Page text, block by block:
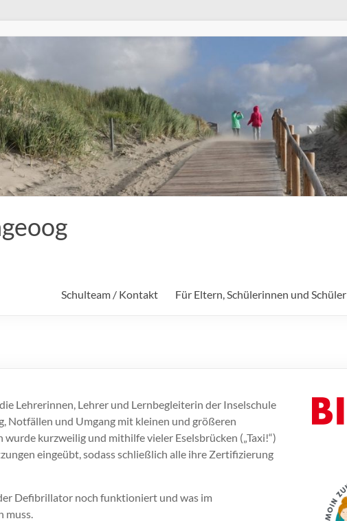
Schulteam / Kontakt Für Eltern, Schülerinnen und Schüler
Lehrerinnen, Lehrer und Lernbegleiterin der Inselschule
Notfällen und Umgang mit kleinen und größeren
kurzweilig und mithilfe vieler Eselsbrücken („Taxi!“)
eingeübt, sodass schließlich alle ihre Zertifizierung
Defibrillator noch funktioniert und was im
muss.